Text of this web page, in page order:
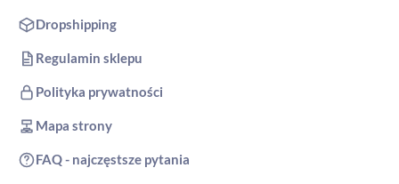
Dropshipping
Regulamin sklepu
Polityka prywatności
Mapa strony
FAQ - najczęstsze pytania